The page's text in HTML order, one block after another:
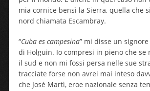
mia cornice bensì la Sierra, quella che
nord chiamata Escambray.
“Cuba es campesina” mi disse un
di Holguin. Io compresi in pieno che se
il sud e non mi fossi persa nelle sue
tracciate forse non avrei mai inteso
che José Martì, eroe nazionale senza